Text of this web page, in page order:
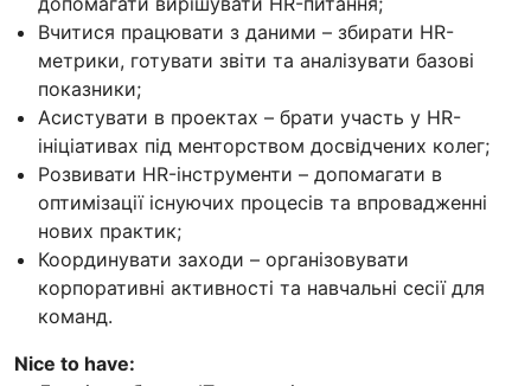
Вчитися працювати з даними – збирати HR-
метрики, готувати звіти та аналізувати базові
показники;
Асистувати в проектах – брати участь у HR-
ініціативах під менторством досвідчених колег;
Розвивати HR-інструменти – допомагати в
оптимізації існуючих процесів та впровадженні
нових практик;
Координувати заходи – організовувати
корпоративні активності та навчальні сесії для
команд.
Nice to have: